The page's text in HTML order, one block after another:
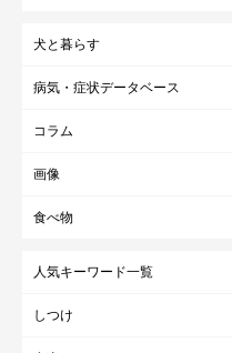
犬と暮らす
病気・症状データベース
コラム
画像
食べ物
人気キーワード一覧
しつけ